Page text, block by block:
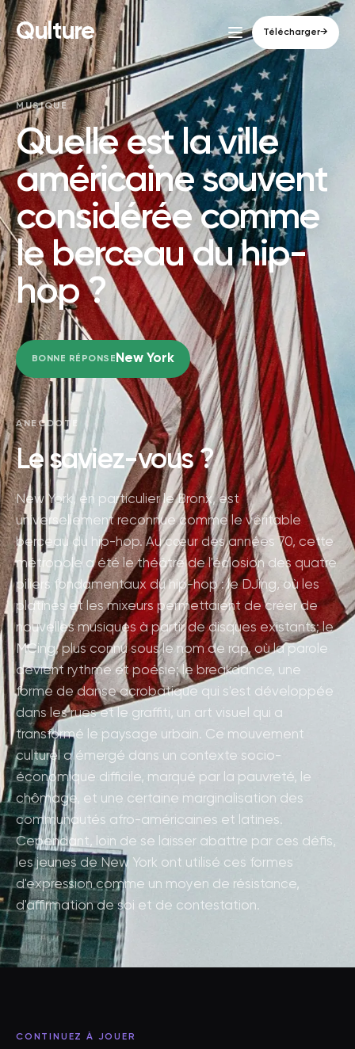
Qulture Télécharger→
MUSIQUE
Quelle est la ville
américaine souvent
considérée comme
le berceau du hip-
hop ?
BONNE RÉPONSE New York
ANECDOTE
Le saviez-vous ?
New York, en particulier le Bronx, est
universellement reconnue comme le véritable
berceau du hip-hop. Au cœur des années 70, cette
métropole a été le théâtre de l'éclosion des quatre
piliers fondamentaux du hip-hop : le DJing, où les
platines et les mixeurs permettaient de créer de
nouvelles musiques à partir de disques existants; le
MCing, plus connu sous le nom de rap, où la parole
devient rythme et poésie; le breakdance, une
forme de danse acrobatique qui s'est développée
dans les rues et le graffiti, un art visuel qui a
transformé le paysage urbain. Ce mouvement
culturel a émergé dans un contexte socio-
économique difficile, marqué par la pauvreté, le
chômage, et une certaine marginalisation des
communautés afro-américaines et latines.
Cependant, loin de se laisser abattre par ces défis,
les jeunes de New York ont utilisé ces formes
d'expression comme un moyen de résistance,
d'affirmation de soi et de contestation.
CONTINUEZ À JOUER